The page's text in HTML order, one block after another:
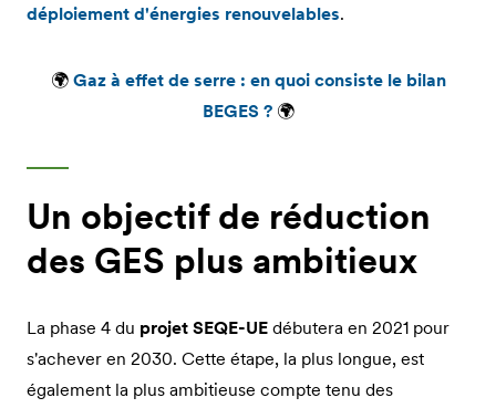
déploiement d'énergies renouvelables.
🌍 Gaz à effet de serre : en quoi consiste le bilan
BEGES ?🌍
Un objectif de réduction
des GES plus ambitieux
La phase 4 du projet SEQE-UE débutera en 2021 pour
s'achever en 2030. Cette étape, la plus longue, est
également la plus ambitieuse compte tenu des